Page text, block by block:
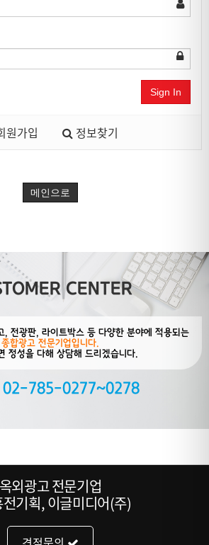
Sign In
원가입 정보찾기
메인으로
CENTER
, 전광판, 라이트박스 등 다양한 분야에 적용되는
종합광고 전문기업입니다.
정성을 다해 상담해 드리겠습니다.
02-785-0277~0278
옥외광고 전문기업
기획, 이글미디어(주)